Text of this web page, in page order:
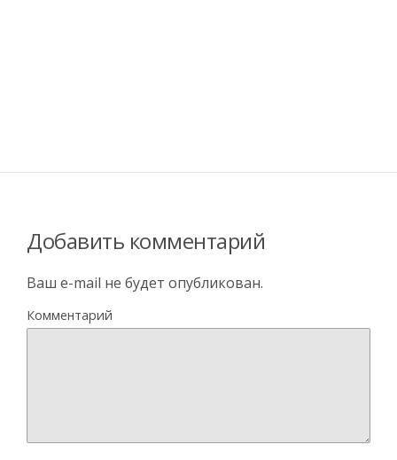
Добавить комментарий
Ваш e-mail не будет опубликован.
Комментарий